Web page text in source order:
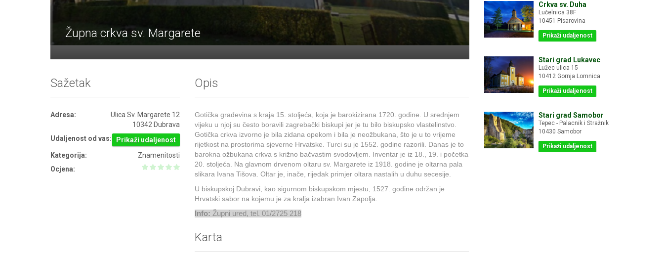
Župna crkva sv. Margarete
Sažetak
Adresa:
Ulica Sv. Margarete 12
10342 Dubrava
Udaljenost od vas:
Prikaži udaljenost
Kategorija:
Znamenitosti
Ocjena:
Opis
Gotička građevina s kraja 15. stoljeća, koja je barokizirana 1720. godine. U srednjem
vijeku u njoj su često boravili zagrebački biskupi jer je tu bilo biskupsko vlastelinstvo.
Gotička crkva izvorno je bila zidana opekom i bila je neožbukana, što je u to vrijeme
rijetkost na prostorima sjeverne Hrvatske. Turci su je 1552. godine razorili. Danas je to
barokna ožbukana crkva s križno bačvastim svodovljem. Inventar je iz 18., 19. i početka
20. stoljeća. Na glavnom drvenom oltaru sv. Margarete iz 1918. godine je oltarna pala
slikara Ivana Tišova. Oltar je, inače, rijedak primjer oltara nastalih u duhu secesije.
U biskupskoj Dubravi, kao sigurnom biskupskom mjestu, 1527. godine održan je
Hrvatski sabor na kojemu je za kralja izabran Ivan Zapolja.
Info: Župni ured, tel. 01/2725 218
Karta
Crkva sv. Duha
Lučelnica 38F
10451 Pisarovina
Prikaži udaljenost
Stari grad Lukavec
Lužec ulica 15
10412 Gornja Lomnica
Prikaži udaljenost
Stari grad Samobor
Tepec - Palacnik i Stražnik
10430 Samobor
Prikaži udaljenost